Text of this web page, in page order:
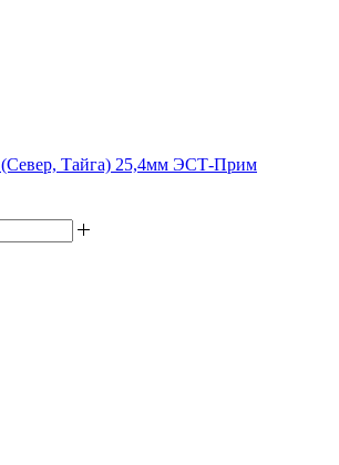
Тайга) 25,4мм ЭСТ-Прим